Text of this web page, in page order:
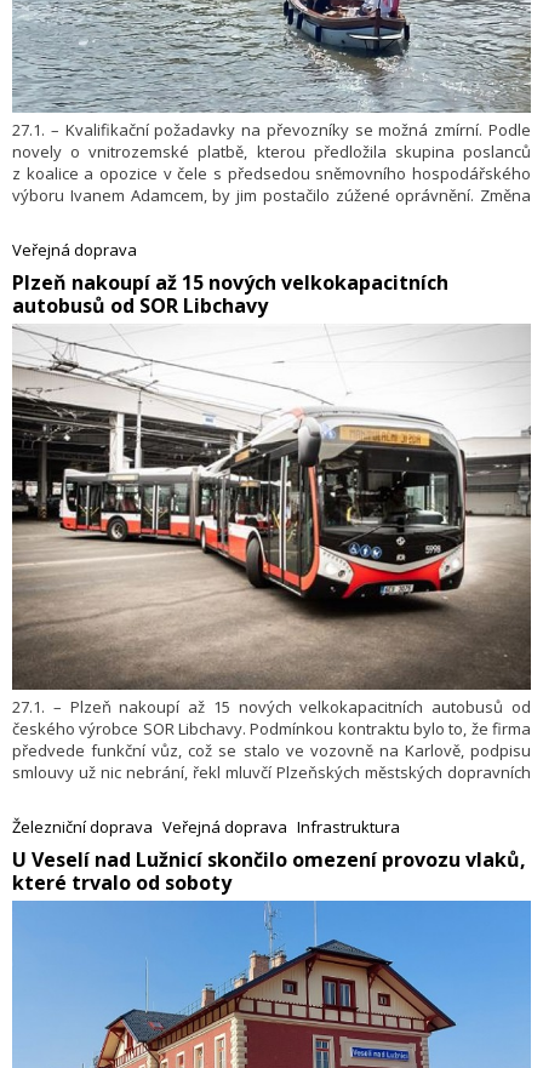
27.1. – Kvalifikační požadavky na převozníky se možná zmírní. Podle
novely o vnitrozemské platbě, kterou předložila skupina poslanců
z koalice a opozice v čele s předsedou sněmovního hospodářského
výboru Ivanem Adamcem, by jim postačilo zúžené oprávnění. Změna
veřejné služby.
Veřejná doprava
​Plzeň nakoupí až 15 nových velkokapacitních
autobusů od SOR Libchavy
27.1. – Plzeň nakoupí až 15 nových velkokapacitních autobusů od
českého výrobce SOR Libchavy. Podmínkou kontraktu bylo to, že firma
předvede funkční vůz, což se stalo ve vozovně na Karlově, podpisu
smlouvy už nic nebrání, řekl mluvčí Plzeňských městských dopravních
tři začnou vozit cestující už letos, pět příští rok a na zbylých sedm může
dopravní podnik uplatnit opci v následujících letech.
Železniční doprava Veřejná doprava Infrastruktura
​U Veselí nad Lužnicí skončilo omezení provozu vlaků,
které trvalo od soboty